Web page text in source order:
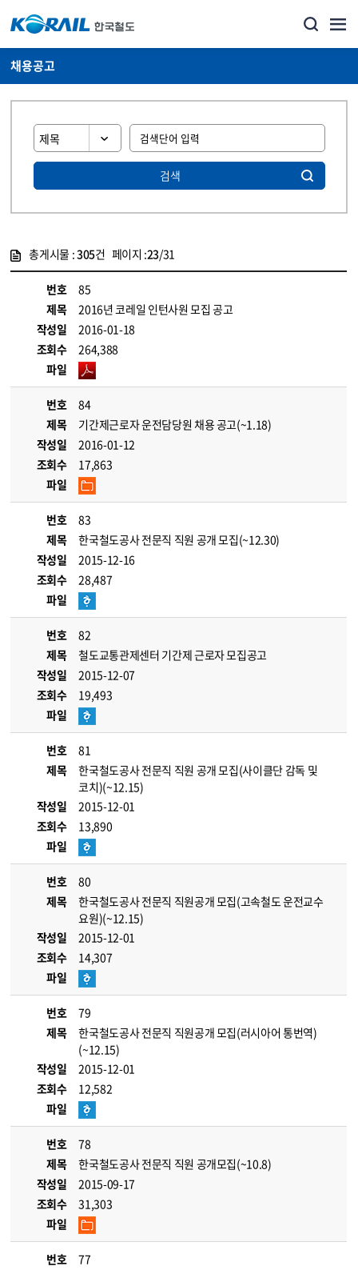
채용공고
검색
총게시물 :305건 페이지 :23/31
번호
85
제목
2016년 코레일 인턴사원 모집 공고
작성일
2016-01-18
조회수
264,388
파일
번호
84
제목
기간제근로자 운전담당원 채용 공고(~1.18)
작성일
2016-01-12
조회수
17,863
파일
번호
83
제목
한국철도공사 전문직 직원 공개 모집(~12.30)
작성일
2015-12-16
조회수
28,487
파일
번호
82
제목
철도교통관제센터 기간제 근로자 모집공고
작성일
2015-12-07
조회수
19,493
파일
번호
81
제목
한국철도공사 전문직 직원 공개 모집(사이클단 감독 및
코치)(~12.15)
작성일
2015-12-01
조회수
13,890
파일
번호
80
제목
한국철도공사 전문직 직원공개 모집(고속철도 운전교수
요원)(~12.15)
작성일
2015-12-01
조회수
14,307
파일
번호
79
제목
한국철도공사 전문직 직원공개 모집(러시아어 통번역)
(~12.15)
작성일
2015-12-01
조회수
12,582
파일
번호
78
제목
한국철도공사 전문직 직원 공개모집(~10.8)
작성일
2015-09-17
조회수
31,303
파일
번호
77